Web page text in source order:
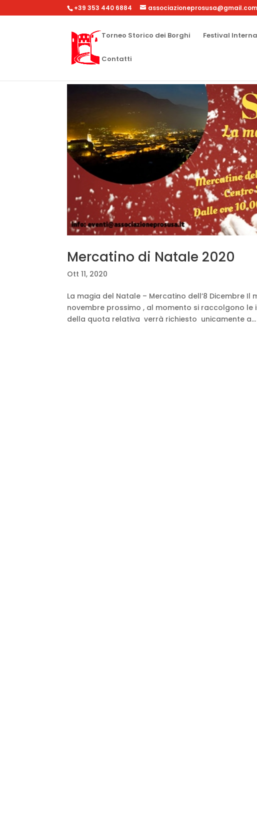
+39 353 440 6884 associazioneprosusa@gmail.com
Torneo Storico dei Borghi Festival
Contatti
Mercatino di Natale 2020
Ott 11, 2020
La magia del Natale – Mercatino dell’8 Dicembre
novembre prossimo , al momento si raccolgono
della quota relativa verrà richiesto unicamente a...